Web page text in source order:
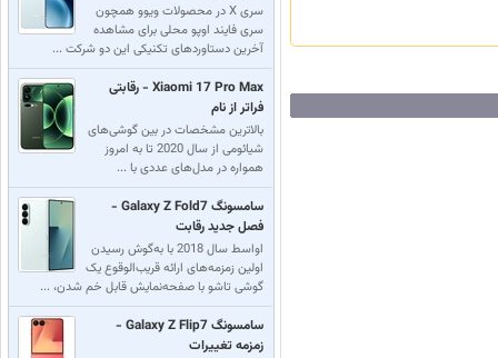
سری X در محصولات ویوو همچون
سری فایند اوپو محلی برای مشاهده
آخرین دستاوردهای تکنیکی این دو شرکت ...
Xiaomi 17 Pro Max - رقابتی
فراتر از نام
بالاترین مشخصات در بین گوشی‌های
شیائومی از سال 2020 تا به امروز
همواره در مدل‌های عددی با ...
سامسونگ Galaxy Z Fold7 -
فصل جدید رقابت
اواسط سال 2018 با به‌گوش رسیدن
اولین زمزمه‌های ارائه قریب‌الوقوع یک
گوشی تاشو با صفحه‌نمایش قابل خم شدن، ...
سامسونگ Galaxy Z Flip7 -
زمزمه تغییرات